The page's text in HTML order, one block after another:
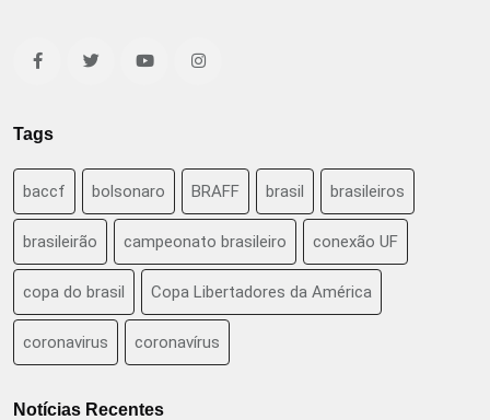
Tags
baccf bolsonaro BRAFF brasil brasileiros
brasileirão campeonato brasileiro conexão UF
copa do brasil Copa Libertadores da América
coronavirus coronavírus
Notícias Recentes